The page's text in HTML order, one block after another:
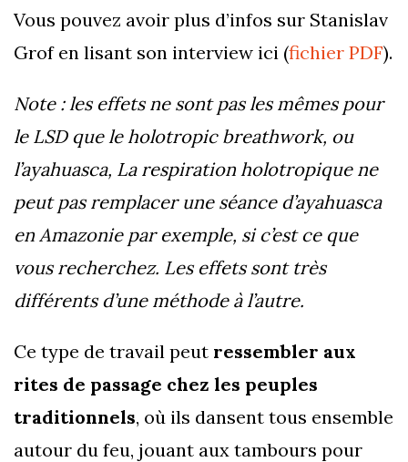
Vous pouvez avoir plus d’infos sur Stanislav
Grof en lisant son interview ici (fichier PDF).
Note : les effets ne sont pas les mêmes pour
le LSD que le holotropic breathwork, ou
l’ayahuasca, La respiration holotropique ne
peut pas remplacer une séance d’ayahuasca
en Amazonie par exemple, si c’est ce que
vous recherchez. Les effets sont très
différents d’une méthode à l’autre.
Ce type de travail peut ressembler aux
rites de passage chez les peuples
traditionnels, où ils dansent tous ensemble
autour du feu, jouant aux tambours pour